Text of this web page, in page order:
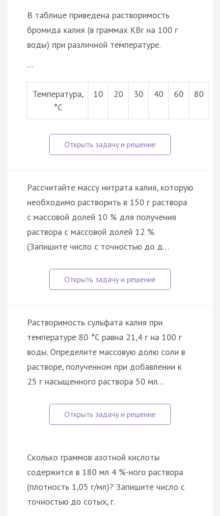
В таблице приведена растворимость
бромида калия (в граммах KBr на 100 г
воды) при различной температуре.
…
Температура,
°С
10 20 30 40 60 80
Рассчитайте массу нитрата калия, которую
необходимо растворить в 150 г раствора
с массовой долей 10 % для получения
раствора с массовой долей 12 %.
(Запишите число с точностью до д…
Растворимость сульфата калия при
температуре 80 °C равна 21,4 г на 100 г
воды. Определите массовую долю соли в
растворе, полученном при добавлении к
25 г насыщенного раствора 50 мл…
Сколько граммов азотной кислоты
содержится в 180 мл 4 %-ного раствора
(плотность 1,05 г/мл)? Запишите число с
точностью до сотых, г.